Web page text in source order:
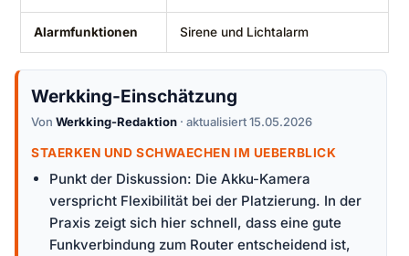
Alarmfunktionen Sirene und Lichtalarm
Werkking-Einschätzung
Von Werkking-Redaktion · aktualisiert 15.05.2026
STAERKEN UND SCHWAECHEN IM UEBERBLICK
Punkt der Diskussion: Die Akku-Kamera
verspricht Flexibilität bei der Platzierung. In der
Praxis zeigt sich hier schnell, dass eine gute
Funkverbindung zum Router entscheidend ist,